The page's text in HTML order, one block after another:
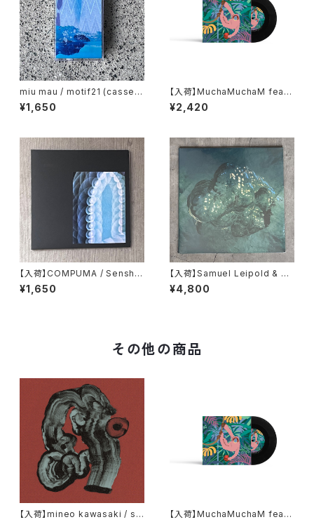
miu mau / motif21 (cassett
e tape)
¥1,650
【入荷】MuchaMuchaM feat.
Zee Avi / Day by Day (7inc
h)
¥2,420
【入荷】COMPUMA / Senshin
(mix)
¥1,650
【入荷】Samuel Leipold & M
artin Perret「Barene」 (LP)
¥4,800
その他の商品
【入荷】mineo kawasaki / se
【入荷】MuchaMuchaM feat.